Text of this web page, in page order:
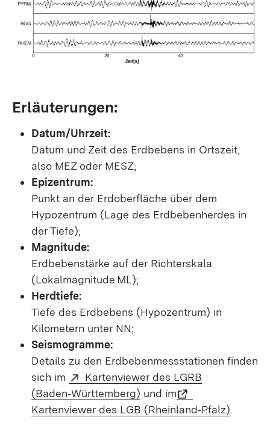
Erläuterungen:
Datum/Uhrzeit:
Datum und Zeit des Erdbebens in Ortszeit,
also MEZ oder MESZ;
Epizentrum:
Punkt an der Erdoberfläche über dem
Hypozentrum (Lage des Erdbebenherdes in
der Tiefe);
Magnitude:
Erdbebenstärke auf der Richterskala
(Lokalmagnitude ML);
Herdtiefe:
Tiefe des Erdbebens (Hypozentrum) in
Kilometern unter NN;
Seismogramme:
Details zu den Erdbebenmessstationen finden
sich im
Kartenviewer des LGRB
(Baden‑Württemberg) und im
Kartenviewer des LGB (Rheinland‑Pfalz).